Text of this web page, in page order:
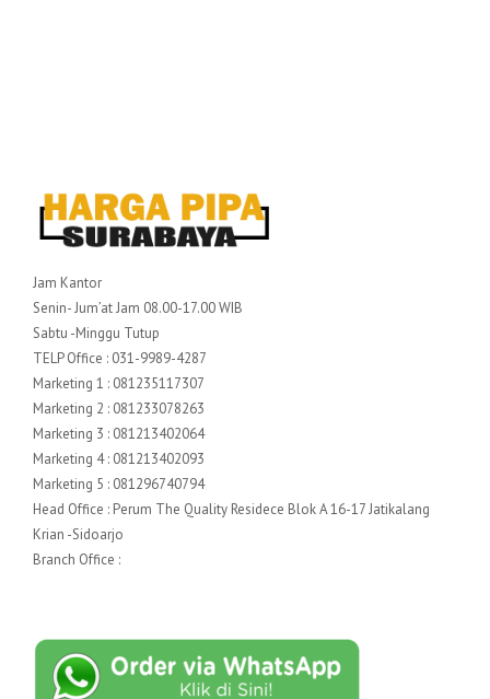
Jam Kantor
Senin- Jum’at Jam 08.00-17.00 WIB
Sabtu -Minggu Tutup
TELP Office : 031-9989-4287
Marketing 1 : 081235117307
Marketing 2 : 081233078263
Marketing 3 : 081213402064
Marketing 4 : 081213402093
Marketing 5 : 081296740794
Head Office : Perum The Quality Residece Blok A 16-17 Jatikalang
Krian -Sidoarjo
Branch Office :